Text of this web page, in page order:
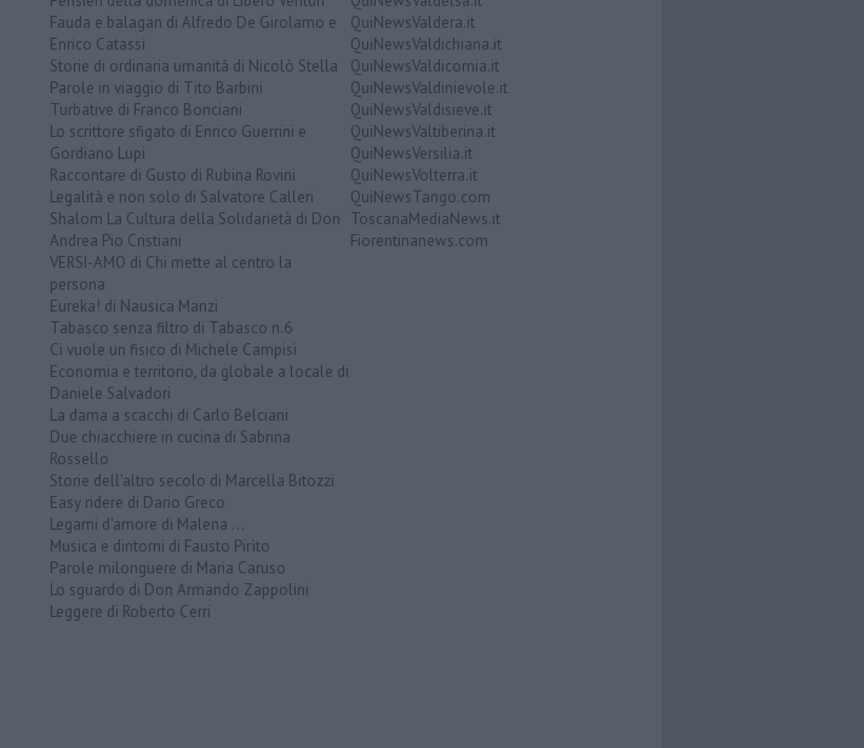
Fauda e balagan di Alfredo De Girolamo e
Enrico Catassi
Storie di ordinaria umanità di Nicolò Stella
Parole in viaggio di Tito Barbini
Turbative di Franco Bonciani
Lo scrittore sfigato di Enrico Guerrini e
Gordiano Lupi
Raccontare di Gusto di Rubina Rovini
Legalità e non solo di Salvatore Calleri
Shalom La Cultura della Solidarietà di Don
Andrea Pio Cristiani
VERSI-AMO di Chi mette al centro la
persona
Eureka! di Nausica Manzi
Tabasco senza filtro di Tabasco n.6
Ci vuole un fisico di Michele Campisi
Economia e territorio, da globale a locale di
Daniele Salvadori
La dama a scacchi di Carlo Belciani
Due chiacchiere in cucina di Sabrina
Rossello
Storie dell'altro secolo di Marcella Bitozzi
Easy ridere di Dario Greco
Legami d'amore di Malena ...
Musica e dintorni di Fausto Pirìto
Parole milonguere di Maria Caruso
Lo sguardo di Don Armando Zappolini
Leggere di Roberto Cerri
QuiNewsValdera.it
QuiNewsValdichiana.it
QuiNewsValdicornia.it
QuiNewsValdinievole.it
QuiNewsValdisieve.it
QuiNewsValtiberina.it
QuiNewsVersilia.it
QuiNewsVolterra.it
QuiNewsTango.com
ToscanaMediaNews.it
Fiorentinanews.com